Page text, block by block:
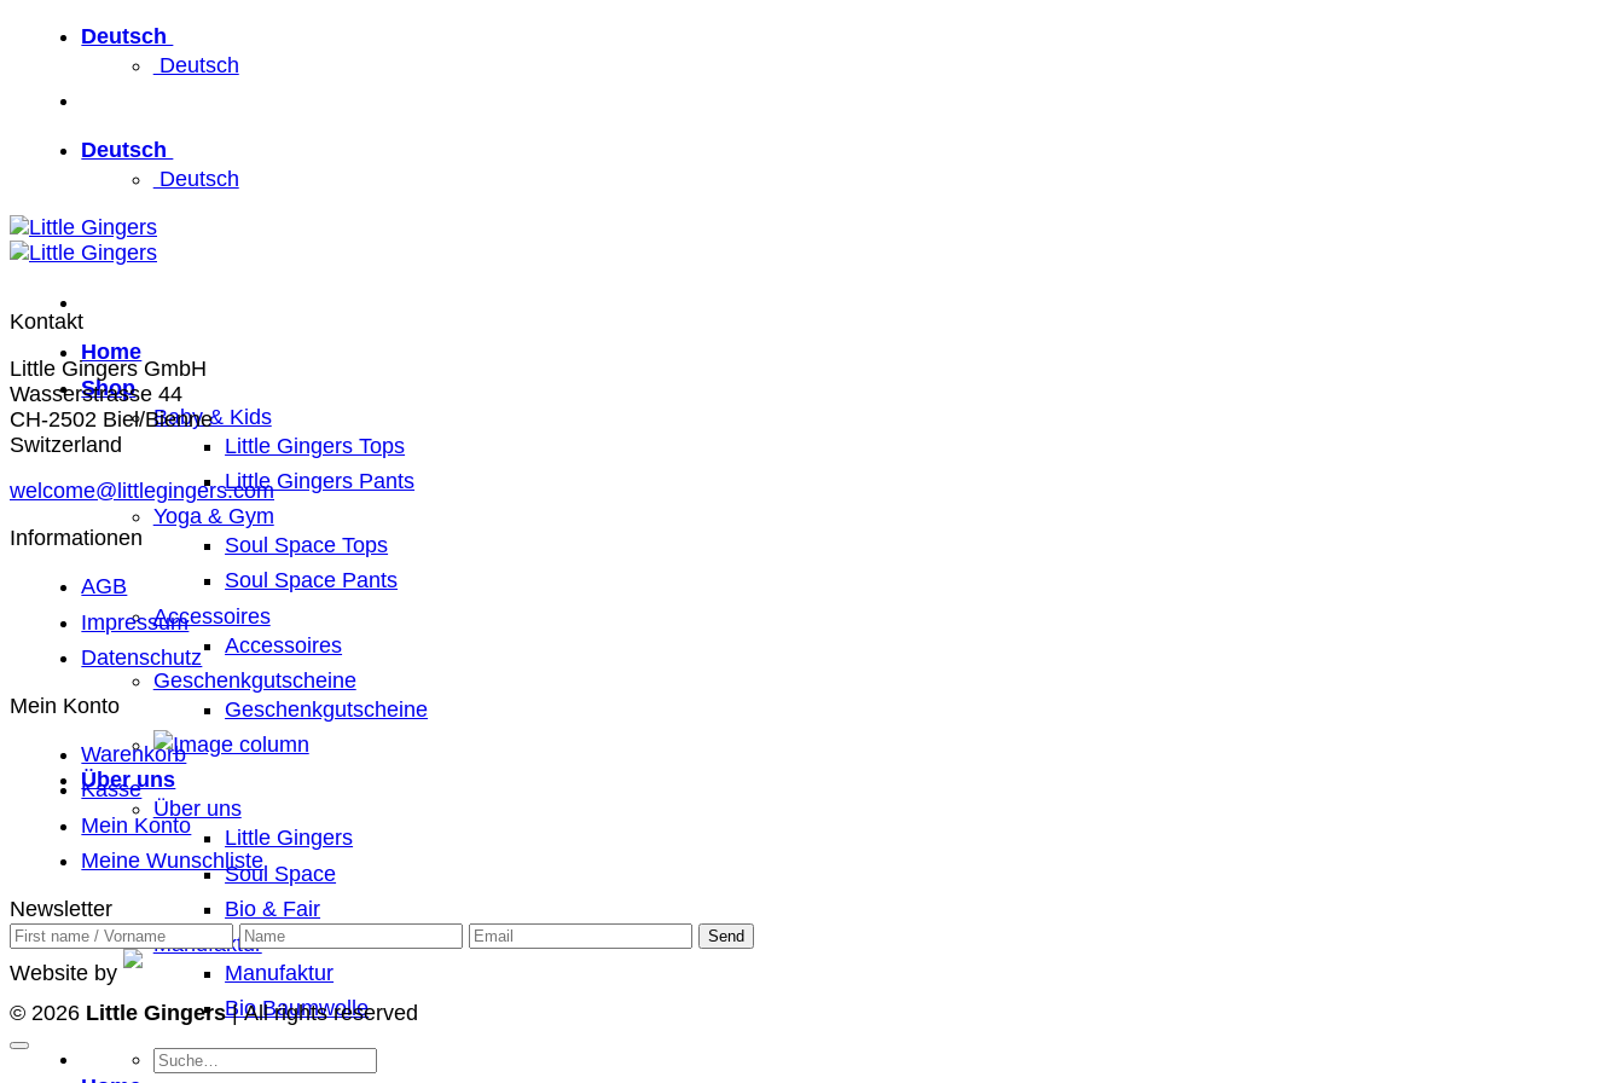
Deutsch
Deutsch
Deutsch
Deutsch
Home
Shop
Baby & Kids
Little Gingers Tops
Little Gingers Pants
Yoga & Gym
Soul Space Tops
Soul Space Pants
Accessoires
Accessoires
Geschenkgutscheine
Geschenkgutscheine
Über uns
Über uns
Little Gingers
Soul Space
Bio & Fair
Manufaktur
Manufaktur
Bio Baumwolle
Suche
Kontakt
Little Gingers GmbH
Wasserstrasse 44
CH-2502 Biel/Bienne
Switzerland
welcome@littlegingers.com
Informationen
AGB
Impressum
Datenschutz
Mein Konto
Warenkorb
Kasse
Mein Konto
Meine Wunschliste
Newsletter
Website by
© 2026 Little Gingers| All rights reserved